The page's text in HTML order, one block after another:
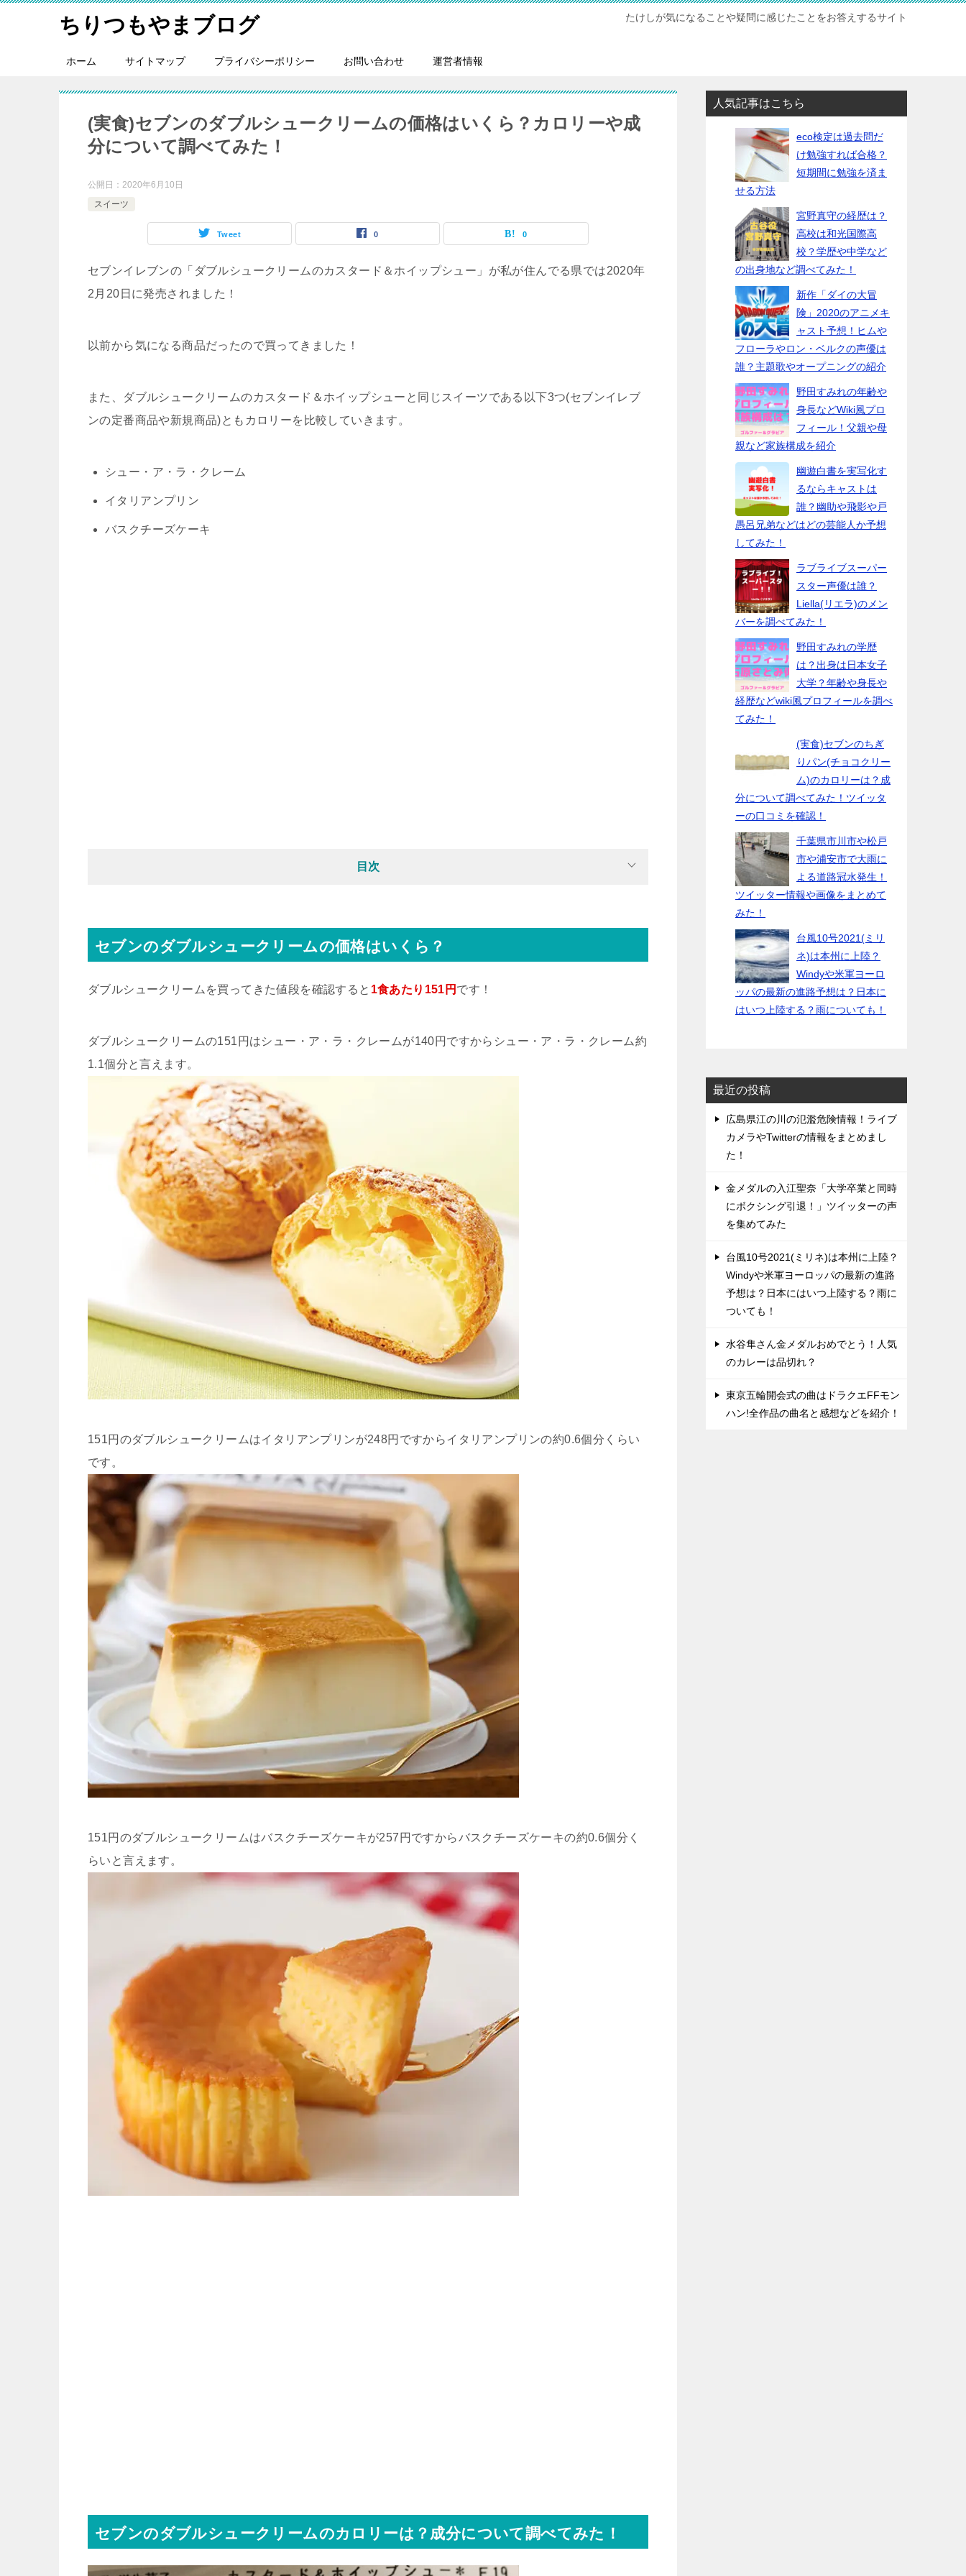
ちりつもやまブログ たけしが気になることや疑問に感じたことをお答えするサイト
ホーム サイトマップ プライバシーポリシー お問い合わせ 運営者情報
(実食)セブンのダブルシュークリームの価格はいくら？カロリーや成
分について調べてみた！
公開日： 2020年6月10日
スイーツ
Tweet 0 0
セブンイレブンの「ダブルシュークリームのカスタード＆ホイップシュー」が私が住んでる県では2020年
2月20日に発売されました！
以前から気になる商品だったので買ってきました！
また、ダブルシュークリームのカスタード＆ホイップシューと同じスイーツである以下3つ(セブンイレブ
ンの定番商品や新規商品)ともカロリーを比較していきます。
シュー・ア・ラ・クレーム
イタリアンプリン
バスクチーズケーキ
目次
セブンのダブルシュークリームの価格はいくら？
ダブルシュークリームを買ってきた値段を確認すると 1食あたり151円 です！
ダブルシュークリームの151円はシュー・ア・ラ・クレームが140円ですからシュー・ア・ラ・クレーム約
1.1個分と言えます。
151円のダブルシュークリームはイタリアンプリンが248円ですからイタリアンプリンの約0.6個分くらい
です。
151円のダブルシュークリームはバスクチーズケーキが257円ですからバスクチーズケーキの約0.6個分く
らいと言えます。
セブンのダブルシュークリームのカロリーは？成分について調べてみた！
人気記事はこちら
eco検定は過去問だ
け勉強すれば合格？
短期間に勉強を済ま
せる方法
宮野真守の経歴は？
高校は和光国際高
校？学歴や中学など
の出身地など調べてみた！
新作「ダイの大冒
険」2020のアニメキ
ャスト予想！ヒムや
フローラやロン・ベルクの声優は
誰？主題歌やオープニングの紹介
野田すみれの年齢や
身長などWiki風プロ
フィール！父親や母
親など家族構成を紹介
幽遊白書を実写化す
るならキャストは
誰？幽助や飛影や戸
愚呂兄弟などはどの芸能人か予想
してみた！
ラブライブスーパー
スター声優は誰？
Liella(リエラ)のメン
バーを調べてみた！
野田すみれの学歴
は？出身は日本女子
大学？年齢や身長や
経歴などwiki風プロフィールを調べ
てみた！
(実食)セブンのちぎ
りパン(チョコクリー
ム)のカロリーは？成
分について調べてみた！ツイッタ
ーの口コミを確認！
千葉県市川市や松戸
市や浦安市で大雨に
よる道路冠水発生！
ツイッター情報や画像をまとめて
みた！
台風10号2021(ミリ
ネ)は本州に上陸？
Windyや米軍ヨーロ
ッパの最新の進路予想は？日本に
はいつ上陸する？雨についても！
最近の投稿
広島県江の川の氾濫危険情報！ライブ
カメラやTwitterの情報をまとめまし
た！
金メダルの入江聖奈「大学卒業と同時
にボクシング引退！」ツイッターの声
を集めてみた
台風10号2021(ミリネ)は本州に上陸？
Windyや米軍ヨーロッパの最新の進路
予想は？日本にはいつ上陸する？雨に
ついても！
水谷隼さん金メダルおめでとう！人気
のカレーは品切れ？
東京五輪開会式の曲はドラクエFFモン
ハン!全作品の曲名と感想などを紹介！